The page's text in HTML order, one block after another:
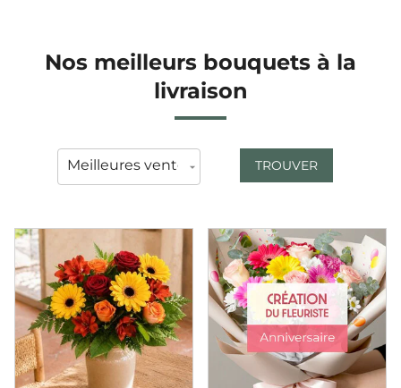
Nos meilleurs bouquets à la
livraison
TROUVER